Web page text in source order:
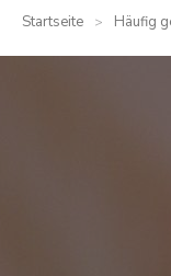
Startseite > Häufig